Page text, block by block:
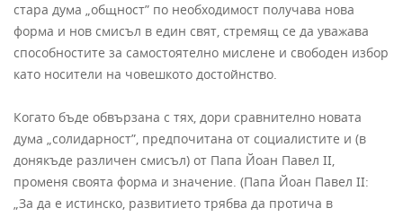
стара дума „общност” по необходимост получава нова
форма и нов смисъл в един свят, стремящ се да уважава
способностите за самостоятелно мислене и свободен избор
като носители на човешкото достойнство.
Когато бъде обвързана с тях, дори сравнително новата
дума „солидарност”, предпочитана от социалистите и (в
донякъде различен смисъл) от Папа Йоан Павел II,
променя своята форма и значение. (Папа Йоан Павел II:
„За да е истинско, развитието трябва да протича в